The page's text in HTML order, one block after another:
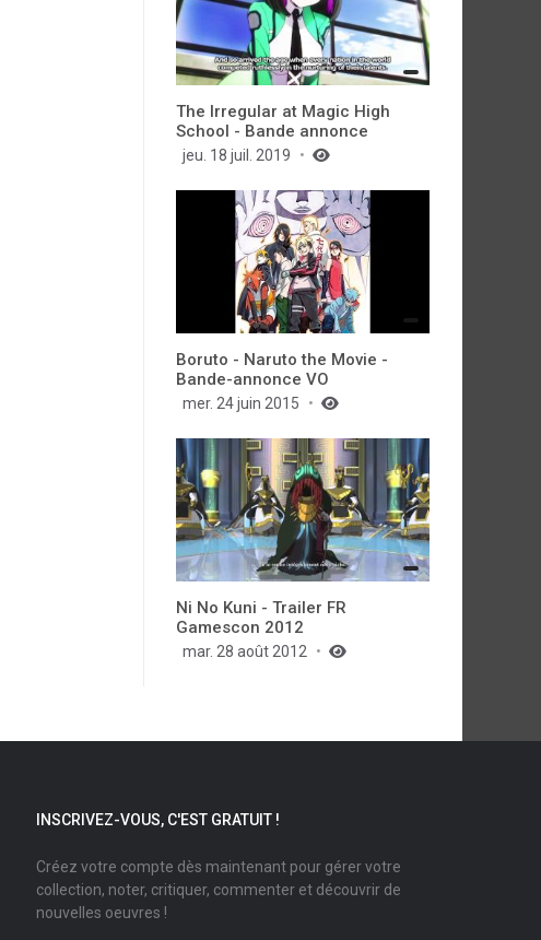
The Irregular at Magic High
School - Bande annonce
jeu. 18 juil. 2019
Boruto - Naruto the Movie -
Bande-annonce VO
mer. 24 juin 2015
Ni No Kuni - Trailer FR
Gamescon 2012
mar. 28 août 2012
INSCRIVEZ-VOUS, C'EST GRATUIT !
Créez votre compte dès maintenant pour gérer votre
collection, noter, critiquer, commenter et découvrir de
nouvelles oeuvres !